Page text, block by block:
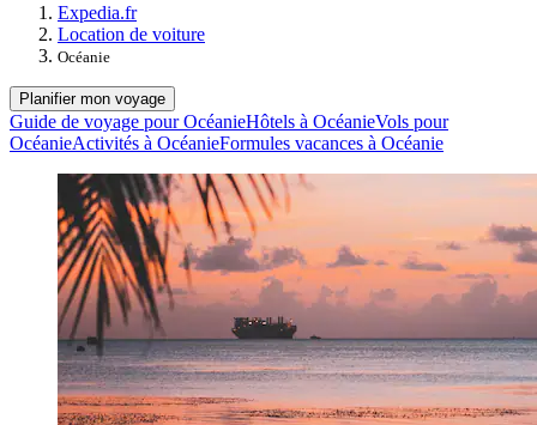
Expedia.fr
Location de voiture
Océanie
Planifier mon voyage
Guide de voyage pour OcéanieHôtels à OcéanieVols pour
OcéanieActivités à OcéanieFormules vacances à Océanie